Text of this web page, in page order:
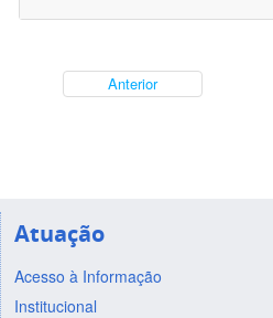
Anterior
Atuação
Acesso à Informação
Institucional